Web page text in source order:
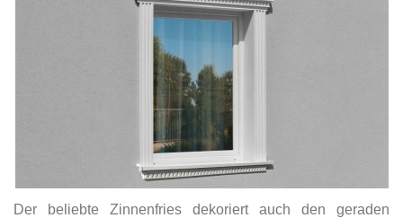
Der beliebte Zinnenfries dekoriert auch den geraden